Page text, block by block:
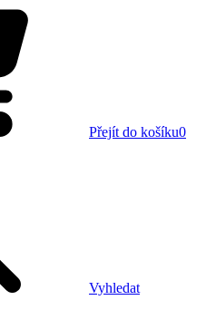
Přejít do košíku0
Vyhledat